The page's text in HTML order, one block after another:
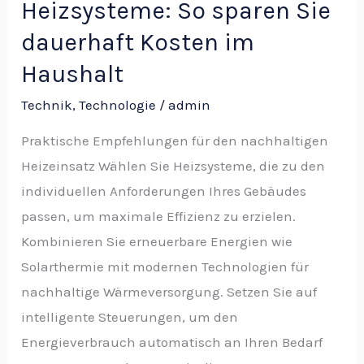
Heizsysteme: So sparen Sie
dauerhaft Kosten im
Haushalt
Technik,Technologie /admin
Praktische Empfehlungen für den nachhaltigen
Heizeinsatz Wählen Sie Heizsysteme, die zu den
individuellen Anforderungen Ihres Gebäudes
passen, um maximale Effizienz zu erzielen.
Kombinieren Sie erneuerbare Energien wie
Solarthermie mit modernen Technologien für
nachhaltige Wärmeversorgung. Setzen Sie auf
intelligente Steuerungen, um den
Energieverbrauch automatisch an Ihren Bedarf